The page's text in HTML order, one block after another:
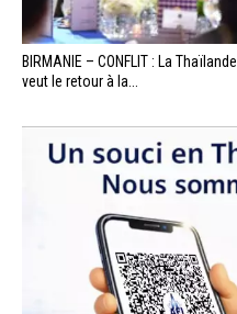
BIRMANIE – CONFLIT : La Thaïlande
veut le retour à la...